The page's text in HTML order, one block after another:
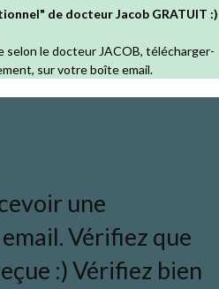
de docteur Jacob GRATUIT :)
le docteur JACOB, télécharger-
sur votre boîte email.
une
Vérifiez que
:) Vérifiez bien